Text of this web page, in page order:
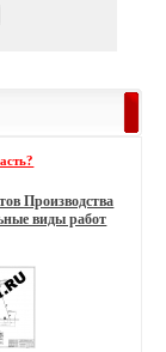
Производства
виды работ